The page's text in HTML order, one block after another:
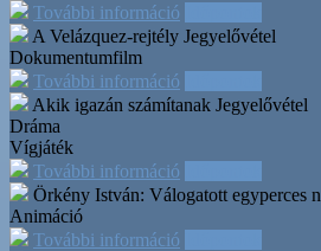
További információ
A Velázquez-rejtély Jegyelővétel
Dokumentumfilm
További információ
Akik igazán számítanak Jegyelővétel
Dráma
Vígjáték
További információ
Örkény István: Válogatott egyperces
Animáció
További információ